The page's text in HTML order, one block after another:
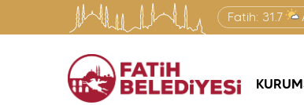
Fatih: 31.7